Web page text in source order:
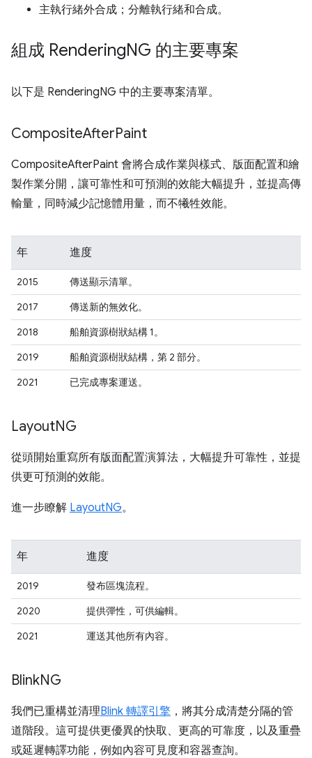
主執行緒外合成；分離執行緒和合成。
組成 RenderingNG 的主要專案
以下是 RenderingNG 中的主要專案清單。
CompositeAfterPaint
CompositeAfterPaint 會將合成作業與樣式、版面配置和繪
製作業分開，讓可靠性和可預測的效能大幅提升，並提高傳
輸量，同時減少記憶體用量，而不犧牲效能。
年 進度
2015
傳送顯示清單。
2017
傳送新的無效化。
2018
船舶資源樹狀結構 1。
2019
船舶資源樹狀結構，第 2 部分。
2021
已完成專案運送。
LayoutNG
從頭開始重寫所有版面配置演算法，大幅提升可靠性，並提
供更可預測的效能。
進一步瞭解 LayoutNG。
年 進度
2019
發布區塊流程。
2020
提供彈性，可供編輯。
2021
運送其他所有內容。
BlinkNG
我們已重構並清理Blink 轉譯引擎 ，將其分成清楚分隔的管
道階段。這可提供更優異的快取、更高的可靠度，以及重疊
或延遲轉譯功能，例如內容可見度和容器查詢。